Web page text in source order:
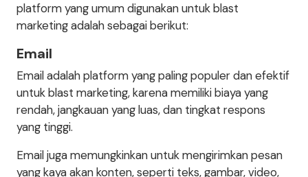
platform yang umum digunakan untuk blast
marketing adalah sebagai berikut:
Email
Email adalah platform yang paling populer dan efektif
untuk blast marketing, karena memiliki biaya yang
rendah, jangkauan yang luas, dan tingkat respons
yang tinggi.
Email juga memungkinkan untuk mengirimkan pesan
yang kaya akan konten, seperti teks, gambar, video,